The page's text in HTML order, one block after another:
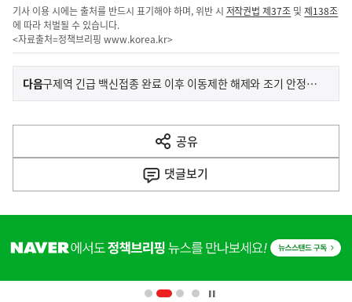
기사 이용 시에는 출처를 반드시 표기해야 하며, 위반 시 저작권법 제37조 및제138조
에 따라 처벌될 수 있습니다.
<자료출처=정책브리핑 www.korea.kr>
이
전
다
음
다음기
사
구제역 긴급 백신접종 완료 이후 이동제한 해제와 조기 안정화를 위해 총력 대응 중
공유
열
기
댓글보기
단